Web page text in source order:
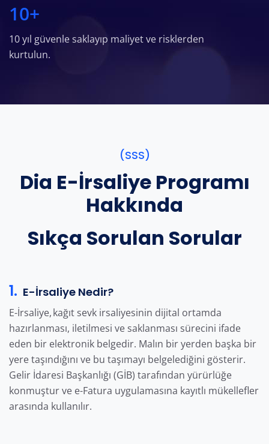
10+
10 yıl güvenle saklayıp maliyet ve risklerden
kurtulun.
(SSS)
Dia E-İrsaliye Programı
Hakkında
Sıkça Sorulan Sorular
1. E-İrsaliye Nedir?
E-İrsaliye, kağıt sevk irsaliyesinin dijital ortamda
hazırlanması, iletilmesi ve saklanması sürecini ifade
eden bir elektronik belgedir. Malın bir yerden başka bir
yere taşındığını ve bu taşımayı belgelediğini gösterir.
Gelir İdaresi Başkanlığı (GİB) tarafından yürürlüğe
konmuştur ve e-Fatura uygulamasına kayıtlı mükellefler
arasında kullanılır.